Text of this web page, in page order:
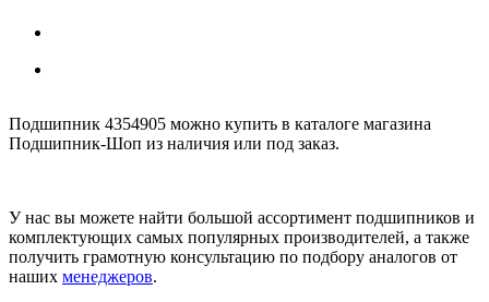
Подшипник 4354905 можно купить в каталоге магазина
Подшипник-Шоп из наличия или под заказ.
У нас вы можете найти большой ассортимент подшипников и
комплектующих самых популярных производителей, а также
получить грамотную консультацию по подбору аналогов от
наших менеджеров.